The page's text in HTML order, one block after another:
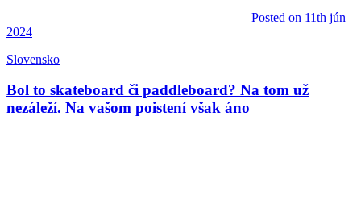
Posted on 11th jún
2024
Slovensko
Bol to skateboard či paddleboard? Na tom už
nezáleží. Na vašom poistení však áno